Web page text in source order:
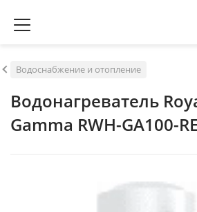
Водоснабжение и отопление
Водонагреватель
Gamma RWH-GA100-RE